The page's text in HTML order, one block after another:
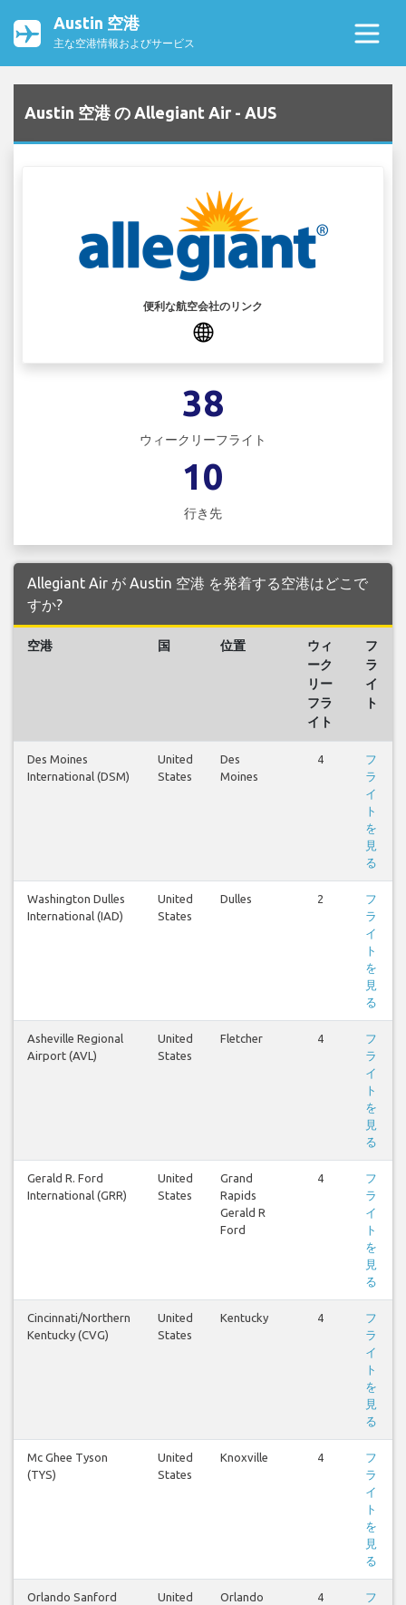
Austin 空港
主な空港情報およびサービス
Austin 空港 の Allegiant Air - AUS
便利な航空会社のリンク
38
ウィークリーフライト
10
行き先
Allegiant Air が Austin 空港 を発着する空港はどこで
すか?
空港 国 位置
ウィ
ーク
リー
フラ
イト
フ
ラ
イ
ト
Des Moines
International (DSM)
United
States
Des
Moines
4
フ
ラ
イ
ト
を
見
る
Washington Dulles
International (IAD)
United
States
Dulles 2
フ
ラ
イ
ト
を
見
る
Asheville Regional
Airport (AVL)
United
States
Fletcher 4
フ
ラ
イ
ト
を
見
る
Gerald R. Ford
International (GRR)
United
States
Grand
Rapids
Gerald R
Ford
4
フ
ラ
イ
ト
を
見
る
Cincinnati/Northern
Kentucky (CVG)
United
States
Kentucky 4
フ
ラ
イ
ト
を
見
る
Mc Ghee Tyson
(TYS)
United
States
Knoxville 4
フ
ラ
イ
ト
を
見
る
Orlando Sanford
United
Orlando
4
フ